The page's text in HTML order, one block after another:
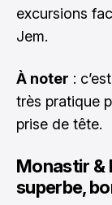
excursions
Jem.
À noter :
très pratique
prise de tête.
Monastir &
superbe,